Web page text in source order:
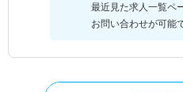
最近見た求人一覧ペ
お問い合わせが可能